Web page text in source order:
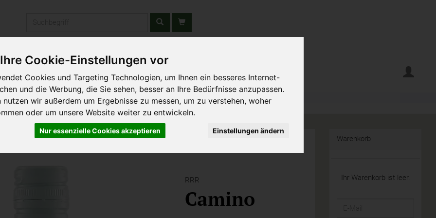
Cookie-Einstellungen vor
Cookies und Targeting Technologien, um Ihnen ein besseres Internet-
und die Werbung, die Sie sehen, besser an Ihre Bedürfnisse anzupassen.
nutzen wir außerdem um Ergebnisse zu messen, um zu verstehen, woher
oder um unsere Website weiter zu entwickeln.
Nur essenzielle Cookies akzeptieren Einstellungen ändern
& Schulen Liefergebiet Wochenmarkt
RRR
Camino
Warenkorb
Ihr Warenkorb ist leer.